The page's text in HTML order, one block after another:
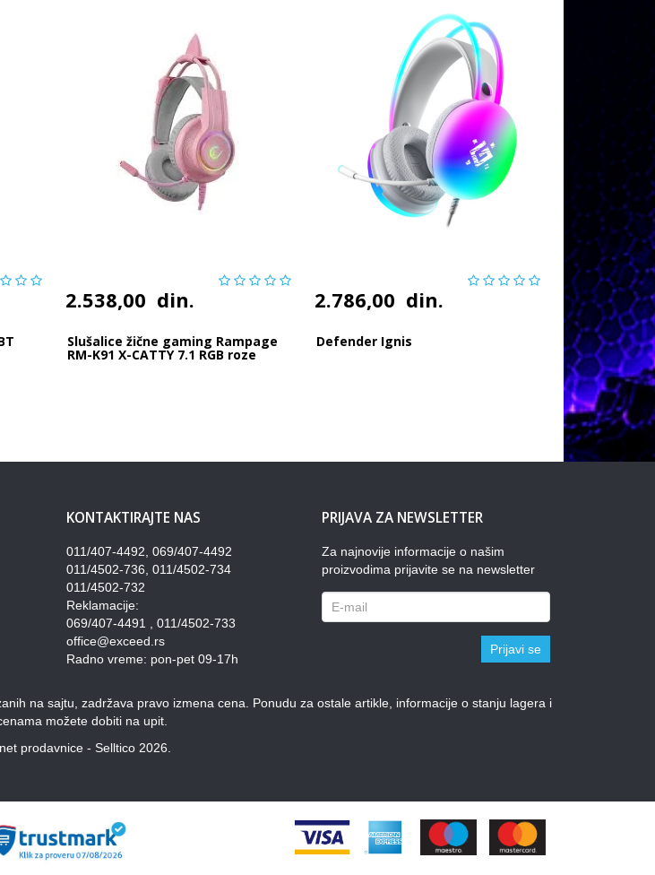
2.538,00 din.
Slušalice žične gaming Rampage
RM-K91 X-CATTY 7.1 RGB roze
2.786,00 din.
Defender Ignis
KONTAKTIRAJTE NAS
011/407-4492, 069/407-4492
011/4502-736, 011/4502-734
011/4502-732
Reklamacije:
069/407-4491 , 011/4502-733
office@exceed.rs
Radno vreme: pon-pet 09-17h
PRIJAVA ZA NEWSLETTER
Za najnovije informacije o našim
proizvodima prijavite se na newsletter
Prijavi se
na sajtu, zadržava pravo izmena cena. Ponudu za ostale artikle, informacije o stanju lagera i
možete dobiti na upit.
prodavnice - Selltico 2026.